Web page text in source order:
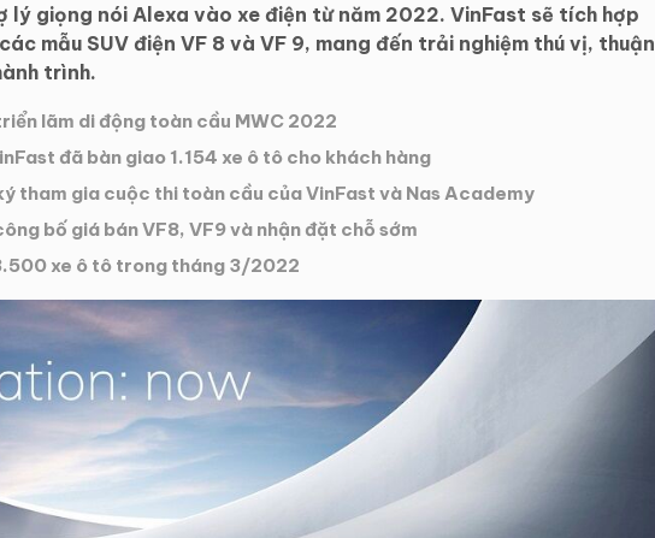
lý giọng nói Alexa vào xe điện từ năm 2022. VinFast sẽ tích hợp
mẫu SUV điện VF 8 và VF 9, mang đến trải nghiệm thú vị, thuận
trình.
lãm di động toàn cầu MWC 2022
đã bàn giao 1.154 xe ô tô cho khách hàng
tham gia cuộc thi toàn cầu của VinFast và Nas Academy
bố giá bán VF8, VF9 và nhận đặt chỗ sớm
xe ô tô trong tháng 3/2022